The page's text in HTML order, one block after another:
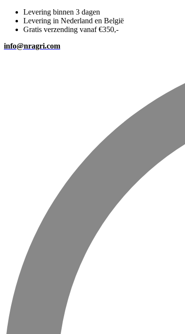
Levering binnen 3 dagen
Levering in Nederland en België
Gratis verzending vanaf €350,-
info@nragri.com